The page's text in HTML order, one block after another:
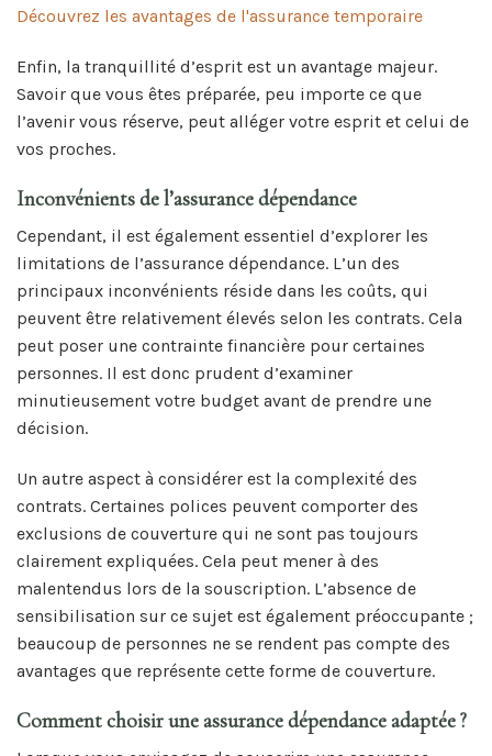
Découvrez les avantages de l'assurance temporaire
Enfin, la tranquillité d’esprit est un avantage majeur.
Savoir que vous êtes préparée, peu importe ce que
l’avenir vous réserve, peut alléger votre esprit et celui de
vos proches.
Inconvénients de l’assurance dépendance
Cependant, il est également essentiel d’explorer les
limitations de l’assurance dépendance. L’un des
principaux inconvénients réside dans les coûts, qui
peuvent être relativement élevés selon les contrats. Cela
peut poser une contrainte financière pour certaines
personnes. Il est donc prudent d’examiner
minutieusement votre budget avant de prendre une
décision.
Un autre aspect à considérer est la complexité des
contrats. Certaines polices peuvent comporter des
exclusions de couverture qui ne sont pas toujours
clairement expliquées. Cela peut mener à des
malentendus lors de la souscription. L’absence de
sensibilisation sur ce sujet est également préoccupante ;
beaucoup de personnes ne se rendent pas compte des
avantages que représente cette forme de couverture.
Comment choisir une assurance dépendance adaptée ?